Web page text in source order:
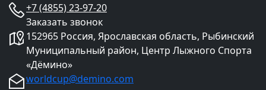
+7 (4855) 23-97-20
Заказать звонок
152965 Россия, Ярославская область, Рыбинский
Муниципальный район, Центр Лыжного Спорта
«Дёмино»
worldcup@demino.com